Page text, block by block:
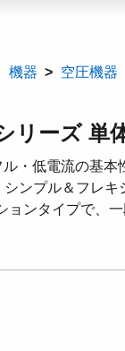
機器 空圧機器
リーズ 単
・低電流の基
ンプル＆フレ
ョンタイプで、